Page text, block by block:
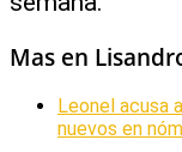
Mas en
Leonel acusa
nuevos en